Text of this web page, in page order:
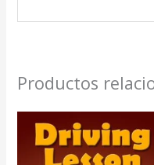
Productos